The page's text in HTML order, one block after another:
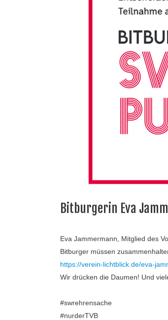
Bitburgerin Eva
Eva Jammermann, Mitglied des
Bitburger müssen
https://verein-lichtblick.de/eva-
Wir drücken die Daumen! Und
#swrehrensache
#nurderTVB